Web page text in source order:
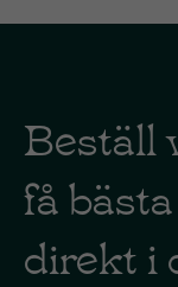
Beställ
få
direkt i